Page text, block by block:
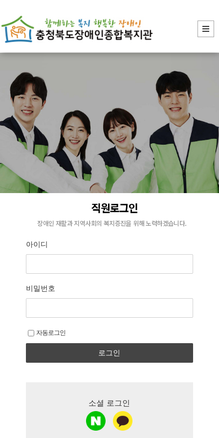
장애인의 복지증진
장애인 재활과 지역사회의 복지증진을 위해
직원로그인
장애인 재활과 지역사회의 복지증진을 위해 노력하겠습니다.
아이디
비밀번호
자동로그인
로그인
소셜 로그인